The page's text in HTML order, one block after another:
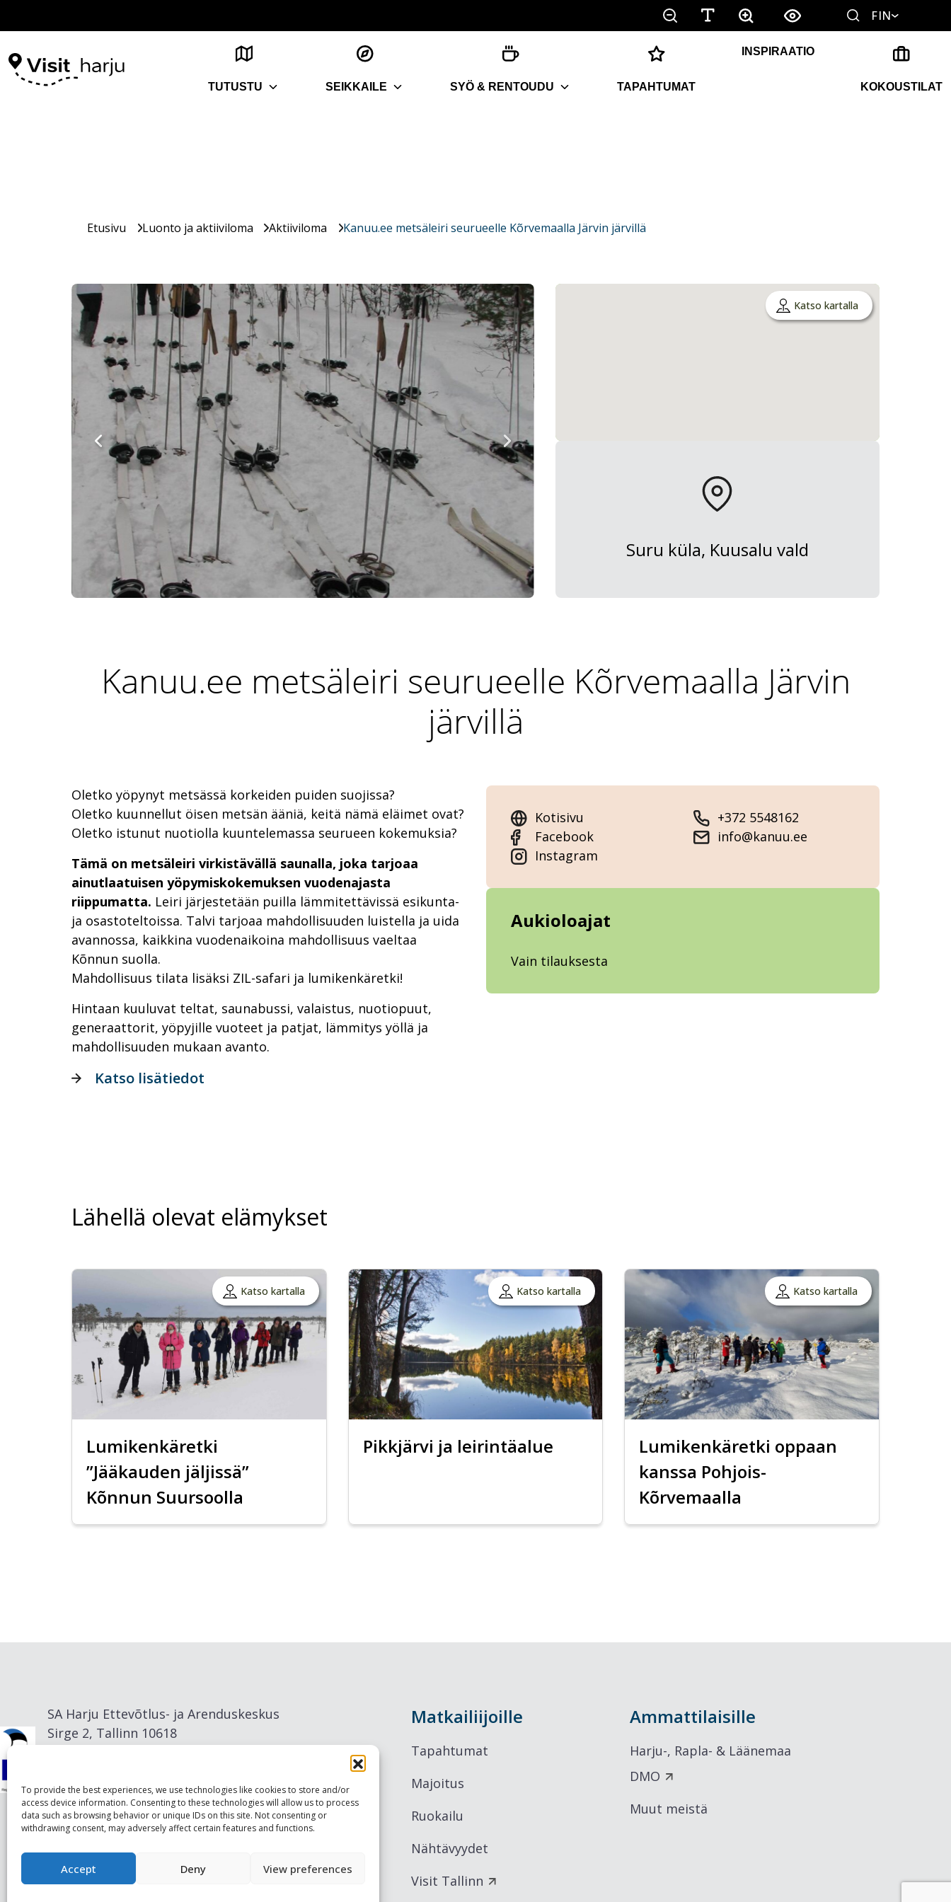
To provide the best experiences, we use technologies like cookies to store and/or
access device information. Consenting to these technologies will allow us to process
data such as browsing behavior or unique IDs on this site. Not consenting or
withdrawing consent, may adversely affect certain features and functions.
Accept Deny View preferences
FIN
TUTUSTU SEIKKAILE SYÖ & RENTOUDU TAPAHTUMAT
INSPIRAATIO
KOKOUSTILAT
Etusivu Luonto ja aktiiviloma Aktiiviloma Kanuu.ee metsäleiri seurueelle Kõrvemaalla Järvin järvillä
Katso kartalla
Suru küla, Kuusalu vald
Kanuu.ee metsäleiri seurueelle Kõrvemaalla Järvin
järvillä
Oletko yöpynyt metsässä korkeiden puiden suojissa?
Oletko kuunnellut öisen metsän ääniä, keitä nämä eläimet ovat?
Oletko istunut nuotiolla kuuntelemassa seurueen kokemuksia?
Tämä on metsäleiri virkistävällä saunalla, joka tarjoaa
ainutlaatuisen yöpymiskokemuksen vuodenajasta
riippumatta. Leiri järjestetään puilla lämmitettävissä esikunta-
ja osastoteltoissa. Talvi tarjoaa mahdollisuuden luistella ja uida
avannossa, kaikkina vuodenaikoina mahdollisuus vaeltaa
Kõnnun suolla.
Mahdollisuus tilata lisäksi ZIL-safari ja lumikenkäretki!
Hintaan kuuluvat teltat, saunabussi, valaistus, nuotiopuut,
generaattorit, yöpyjille vuoteet ja patjat, lämmitys yöllä ja
mahdollisuuden mukaan avanto.
Kotisivu
Facebook
Instagram
+372 5548162
info@kanuu.ee
Aukioloajat
Vain tilauksesta
Katso lisätiedot
Lähellä olevat elämykset
Katso kartalla
Lumikenkäretki
”Jääkauden jäljissä”
Kõnnun Suursoolla
Katso kartalla
Pikkjärvi ja leirintäalue
Katso kartalla
Lumikenkäretki oppaan
kanssa Pohjois-
Kõrvemaalla
SA Harju Ettevõtlus- ja Arenduskeskus
Sirge 2, Tallinn 10618
Matkailiijoille
Tapahtumat
Majoitus
Ruokailu
Nähtävyydet
Visit Tallinn
Ammattilaisille
Harju-, Rapla- & Läänemaa
DMO
Muut meistä